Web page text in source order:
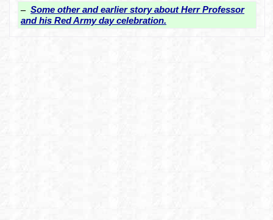
– Some other and earlier story about Herr Professor
and his Red Army day celebration.